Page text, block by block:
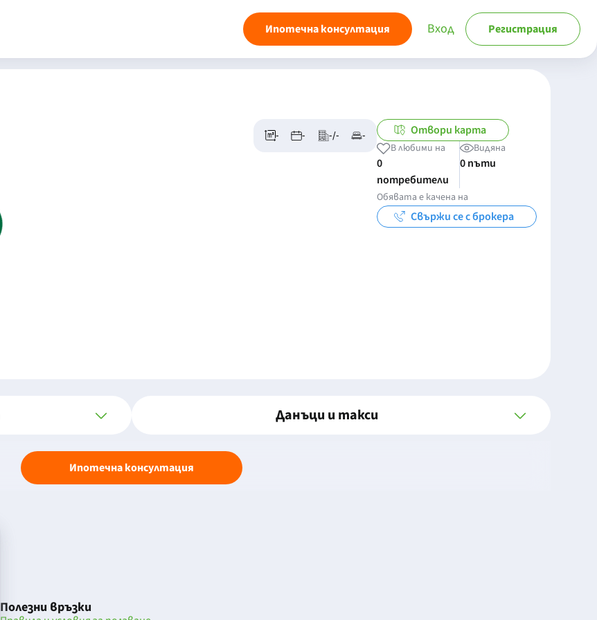
Ипотечна консултация Вход Регистрация
- - -/- - Отвори карта
В любими на
0
потребители
Видяна
0 пъти
Обявата е качена на
Свържи се с брокера
Данъци и такси
Ипотечна консултация
Полезни връзки